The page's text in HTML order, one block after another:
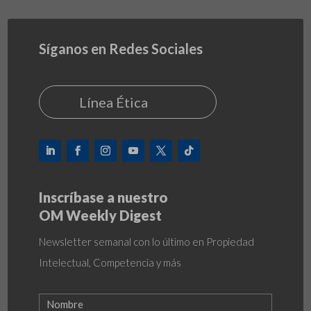
Síganos en Redes Sociales
Línea Ética
Inscríbase a nuestro
OM Weekly Digest
Newsletter semanal con lo último en Propiedad
Intelectual, Competencia y más